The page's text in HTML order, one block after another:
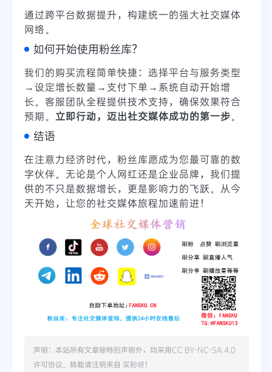
通过跨平台数据提升，构建统一的强大社交媒体
网络。
如何开始使用粉丝库？
我们的购买流程简单快捷：选择平台与服务类型
→设定增长数量→支付下单→系统自动开始增
长。客服团队全程提供技术支持，确保效果符合
预期。 立即行动，迈出社交媒体成功的第一步。
结语
在注意力经济时代，粉丝库愿成为您最可靠的数
字伙伴。无论是个人网红还是企业品牌，我们提
供的不只是数据增长，更是影响力的飞跃。从今
天开始，让您的社交媒体旅程加速前进！
声明：本站所有文章除特别声明外，均采用CC BY-NC-SA 4.0
许可协议。转载请注明来自 买粉呀！